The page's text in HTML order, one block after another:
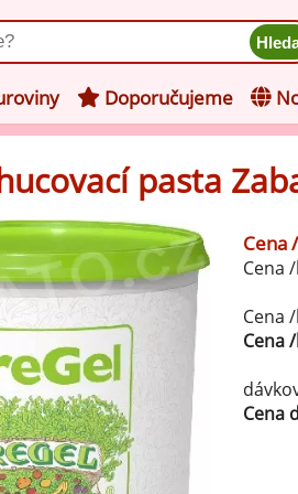
pasty do mléčného
z kategorie Ochucovací pasty
Vanilkové ochucovací pasty
Lískooříškové ochucovací pasty
Mandlové ochucovací pasty
Pistáciové ochucovací pasty
pasty do ovocného
na zmrzlinu
základy pro výrobu
zmrzliny
základy pro výrobu
zmrzliny
ochucené směsi pro
Doporučujeme
pasta
Cena
Cena
Cena
Cena
Cena